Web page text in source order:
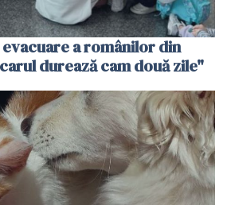
a românilor din
durează cam două zile"